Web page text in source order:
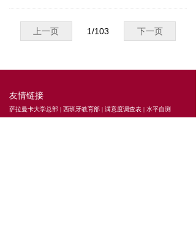
上一页 下一页
1/103
友情链接
萨拉曼卡大学总部 | 西班牙教育部 | 满意度调查表 | 水平自测